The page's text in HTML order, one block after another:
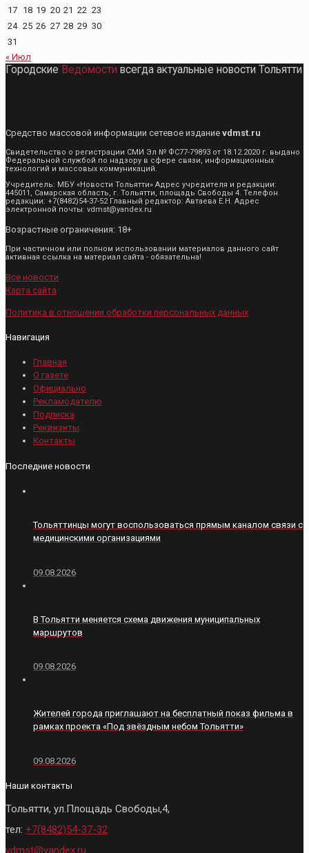
17 18 19 20 21 22 23
24 25 26 27 28 29 30
31
« Июл
Городские Ведомости всегда актуальные новости Тольятти
Средство массовой информации сетевое издание vdmst.ru
Свидетельство о регистрации СМИ Эл № ФС77-79893 от 18.12.2020 г. выдано
Федеральной службой по надзору в сфере связи, информационных
технологий и массовых коммуникаций.
Учредитель: МБУ «Новости Тольятти» Адрес учредителя и редакции:
445011, Самарская область, г. Тольятти, площадь Свободы 4. Телефон
редакции: +7(8482)54-37-52 Главный редактор: Автаева Е.Н. Адрес
электронной почты: vdmst@yandex.ru
Возрастные ограничения: 18+
При частичном или полном использовании материалов данного сайт
активная ссылка на материал сайта - обязательна!
Все новости
Карта сайта
Политика в отношении обработки персональных данных
Навигация
Главная
О газете
Официально
Рекламодателю
Подписка
Реквизиты
Контакты
Последние новости
Тольяттинцы могут воспользоваться прямым каналом связи с
медицинскими организациями
09.08.2026
В Тольятти меняется схема движения муниципальных
маршрутов
09.08.2026
Жителей города приглашают на бесплатный показ фильма в
рамках проекта «Под звёздным небом Тольятти»
09.08.2026
Наши контакты
Тольятти, ул.Площадь Свободы,4,
тел: +7(8482)54-37-32
vdmst@yandex.ru